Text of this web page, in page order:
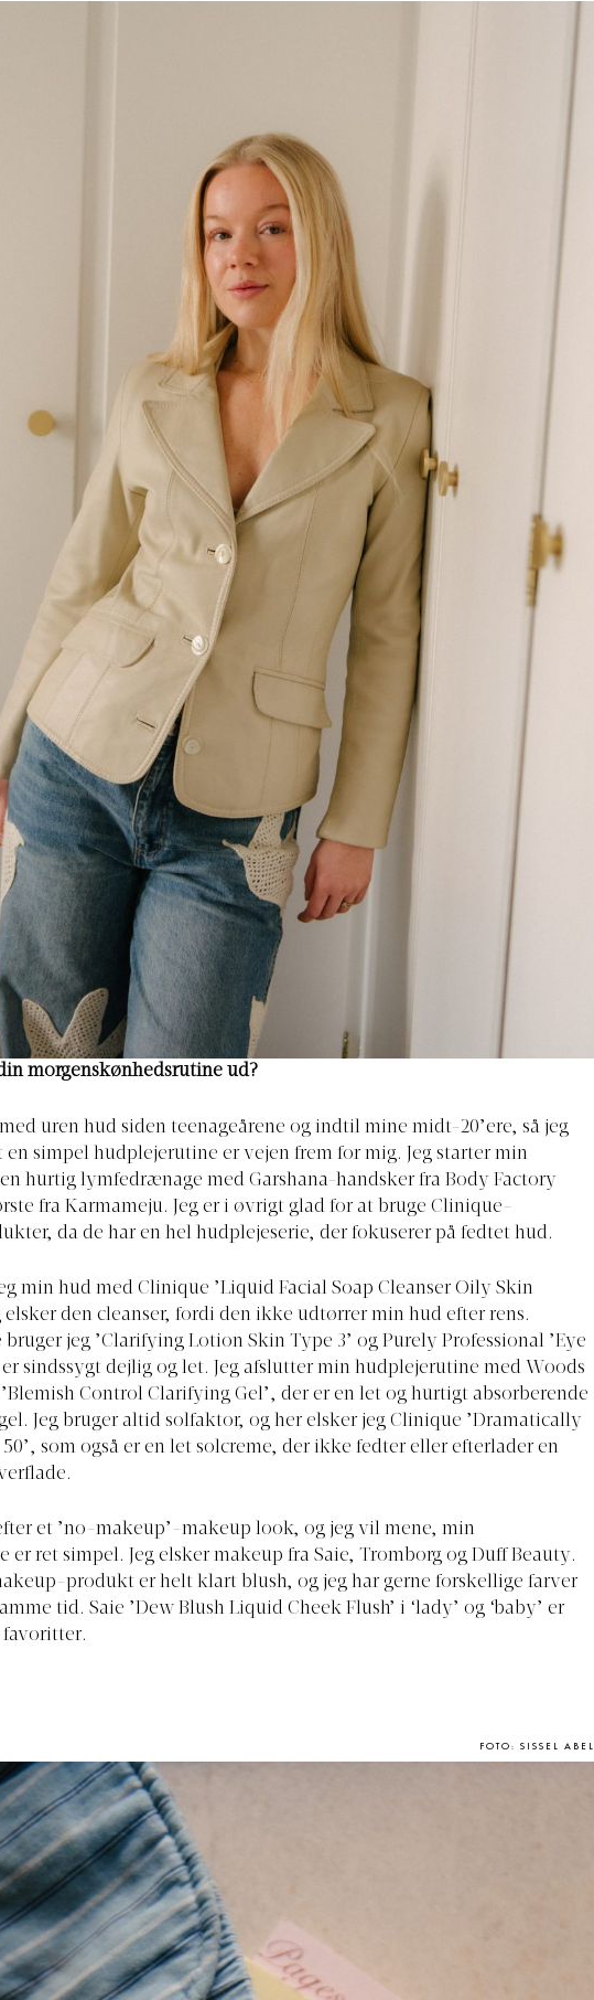
morgenskønhedsrutine ud?
med uren hud siden teenageårene og indtil mine midt-20’ere, så jeg
en simpel hudplejerutine er vejen frem for mig. Jeg starter min
hurtig lymfedrænage med Garshana-handsker fra Body Factory
fra Karmameju. Jeg er i øvrigt glad for at bruge Clinique-
da de har en hel hudplejeserie, der fokuserer på fedtet hud.
min hud med Clinique ’Liquid Facial Soap Cleanser Oily Skin
elsker den cleanser, fordi den ikke udtørrer min hud efter rens.
jeg ’Clarifying Lotion Skin Type 3’ og Purely Professional ’Eye
er sindssygt dejlig og let. Jeg afslutter min hudplejerutine med Woods
Control Clarifying Gel’, der er en let og hurtigt absorberende
Jeg bruger altid solfaktor, og her elsker jeg Clinique ’Dramatically
50’, som også er en let solcreme, der ikke fedter eller efterlader en
et ’no-makeup’-makeup look, og jeg vil mene, min
er ret simpel. Jeg elsker makeup fra Saie, Tromborg og Duff Beauty.
produkt er helt klart blush, og jeg har gerne forskellige farver
tid. Saie ’Dew Blush Liquid Cheek Flush’ i ‘lady’ og ‘baby’ er
favoritter.
FOTO: SISSEL ABEL